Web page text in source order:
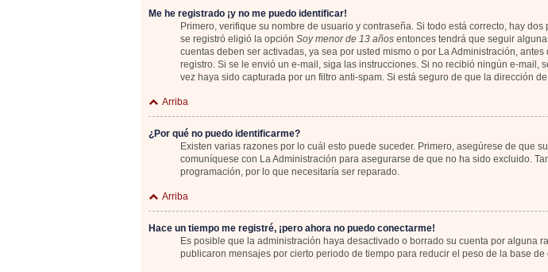
Me he registrado ¡y no me puedo identificar!
Primero, verifique su nombre de usuario y contraseña. Si todo está correcto, hay
se registró eligió la opción Soy menor de 13 años entonces tendrá que seguir
cuentas deben ser activadas, ya sea por usted mismo o por La Administración,
registro. Si se le envió un e-mail, siga las instrucciones. Si no recibió ningún e-
vez haya sido capturada por un filtro anti-spam. Si está seguro de que la dirección
Arriba
¿Por qué no puedo identificarme?
Existen varias razones por lo cuál esto puede suceder. Primero, asegúrese de que
comuníquese con La Administración para asegurarse de que no ha sido excluido.
programación, por lo que necesitaría ser reparado.
Arriba
Hace un tiempo me registré, ¡pero ahora no puedo conectarme!
Es posible que la administración haya desactivado o borrado su cuenta por alguna
publicaron mensajes por cierto periodo de tiempo para reducir el peso de la base